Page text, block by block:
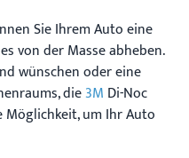
Sie Ihrem Auto eine
von der Masse abheben.
wünschen oder eine
die3M Di-Noc
um Ihr Auto